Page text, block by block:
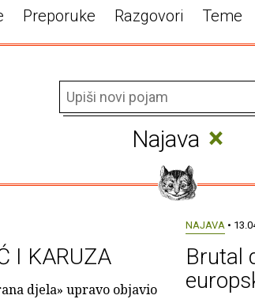
Preporuke Razgovori Teme
Najava ×
I KARUZA
djela» upravo objavio
NAJAVA•
Brutal